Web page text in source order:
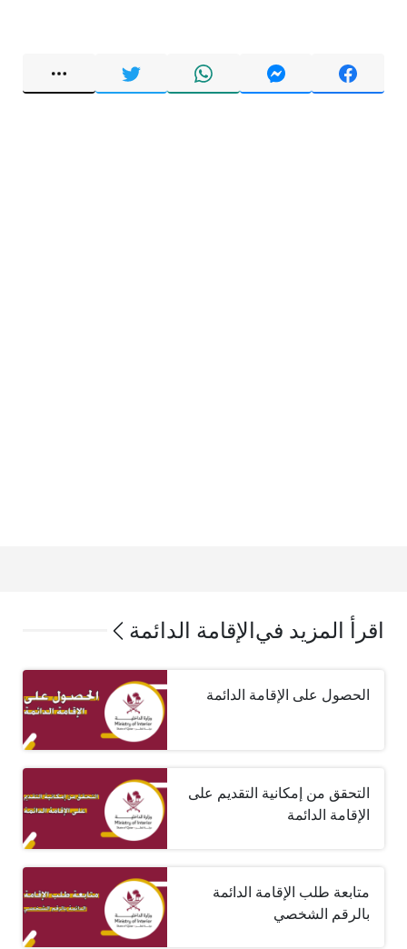
اقرأ المزيد في الإقامة الدائمة
الحصول على الإقامة الدائمة ‏
التحقق من إمكانية التقديم على
الإقامة الدائمة
متابعة طلب الإقامة الدائمة
بالرقم الشخصي